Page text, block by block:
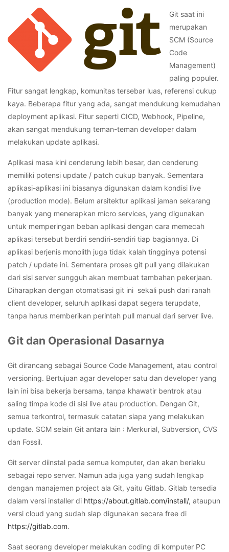
Git saat ini
merupakan
SCM (Source
Code
Management)
paling populer.
Fitur sangat lengkap, komunitas tersebar luas, referensi cukup
kaya. Beberapa fitur yang ada, sangat mendukung kemudahan
deployment aplikasi. Fitur seperti CICD, Webhook, Pipeline,
akan sangat mendukung teman-teman developer dalam
melakukan update aplikasi.
Aplikasi masa kini cenderung lebih besar, dan cenderung
memiliki potensi update / patch cukup banyak. Sementara
aplikasi-aplikasi ini biasanya digunakan dalam kondisi live
(production mode). Belum arsitektur aplikasi jaman sekarang
banyak yang menerapkan micro services, yang digunakan
untuk memperingan beban aplikasi dengan cara memecah
aplikasi tersebut berdiri sendiri-sendiri tiap bagiannya. Di
aplikasi berjenis monolith juga tidak kalah tingginya potensi
patch / update ini. Sementara proses git pull yang dilakukan
dari sisi server sungguh akan membuat tambahan pekerjaan.
Diharapkan dengan otomatisasi git ini sekali push dari ranah
client developer, seluruh aplikasi dapat segera terupdate,
tanpa harus memberikan perintah pull manual dari server live.
Git dan Operasional Dasarnya
Git dirancang sebagai Source Code Management, atau control
versioning. Bertujuan agar developer satu dan developer yang
lain ini bisa bekerja bersama, tanpa khawatir bentrok atau
saling timpa kode di sisi live atau production. Dengan Git,
semua terkontrol, termasuk catatan siapa yang melakukan
update. SCM selain Git antara lain : Merkurial, Subversion, CVS
dan Fossil.
Git server diinstal pada semua komputer, dan akan berlaku
sebagai repo server. Namun ada juga yang sudah lengkap
dengan manajemen project ala Git, yaitu Gitlab. Gitlab tersedia
dalam versi installer di https://about.gitlab.com/install/, ataupun
versi cloud yang sudah siap digunakan secara free di
https://gitlab.com.
Saat seorang developer melakukan coding di komputer PC